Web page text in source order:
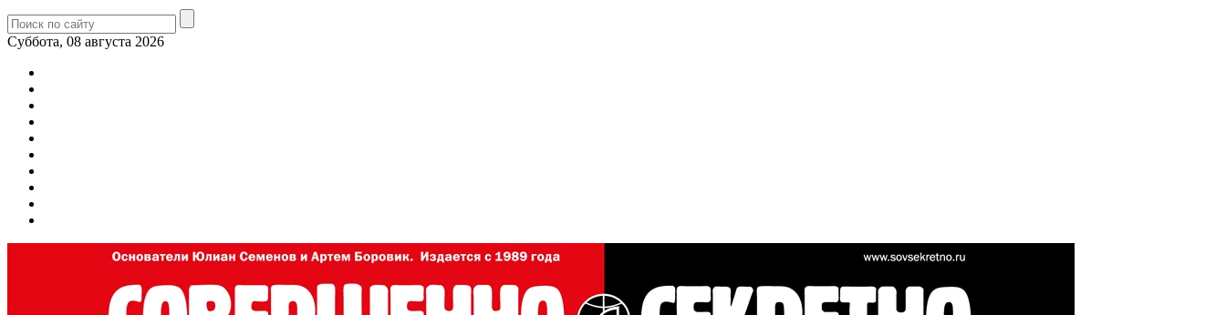
Суббота, 08 августа 2026